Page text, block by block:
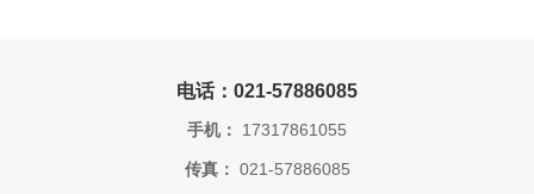
电话：021-57886085
手机： 17317861055
传真： 021-57886085